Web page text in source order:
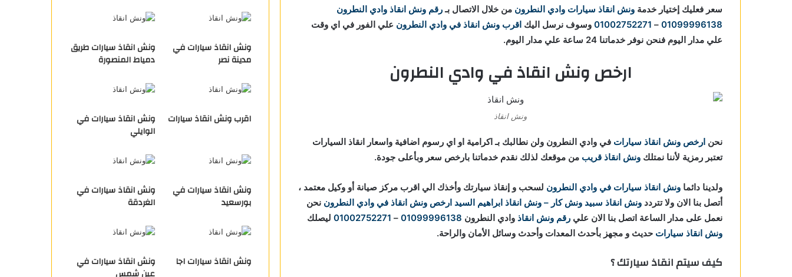
سعر فعليك إختيار خدمة ونش انقاذ سيارات وادي النطرون من خلال الاتصال بـرقم ونش انقاذ وادي النطرون
01099996138
–
01002752271 وسوف نرسل اليك اقرب ونش انقاذ في وادي النطرون علي الفور في اي وقت
علي مدار اليوم فنحن نوفر خدماتنا 24 ساعة علي مدار اليوم.
ارخص ونش انقاذ في وادي النطرون
ونش انقاذ
نحن ارخص ونش انقاذ سيارات في وادي النطرون ولن نطالبك بـ اكرامية او اي رسوم اضافية واسعار انقاذ السيارات
تعتبر رمزية لأننا نمتلك ونش انقاذ قريب من موقعك لذلك نقدم خدماتنا بارخص سعر وبأعلى جودة.
ولدينا دائما ونش انقاذ سيارات في وادي النطرون لسحب و إنقاذ سيارتك وأخذك الي اقرب مركز صيانة أو وكيل معتمد ،
أتصل بنا الان ولا تتردد ونش انقاذ سبيد ونش كار – ونش انقاذ ابراهيم السيد ارخص ونش انقاذ في وادي النطرون نحن
نعمل على مدار الساعة اتصل بنا الان علي رقم ونش انقاذ وادي النطرون 01099996138
–
01002752271 ليصلك
ونش انقاذ سيارات حديث و مجهز بأحدث المعدات وأحدث وسائل الأمان والراحة.
كيف سيتم انقاذ سيارتك ؟
ونش انقاذ سيارات في
مدينة نصر
ونش انقاذ سيارات طريق
دمياط المنصورة
اقرب ونش انقاذ سيارات
ونش انقاذ سيارات في
الوايلي
ونش انقاذ سيارات في
بورسعيد
ونش انقاذ سيارات في
الغردقة
ونش انقاذ سيارات اجا
ونش انقاذ سيارات في